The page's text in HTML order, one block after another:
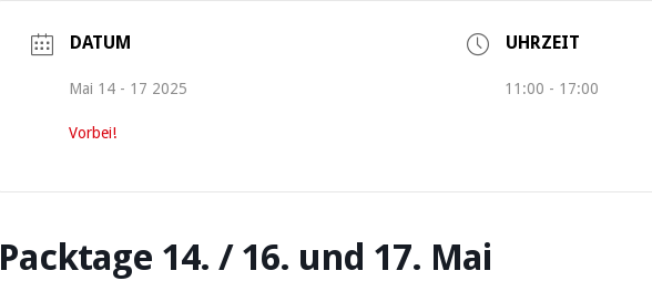
DATUM
Mai 14 - 17 2025
Vorbei!
UHRZEIT
11:00 - 17:00
Packtage 14. / 16. und 17. Mai